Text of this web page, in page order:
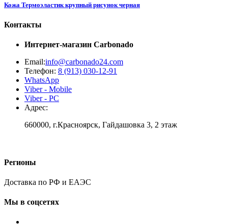
Кожа Термоэластик крупный рисунок черная
Контакты
Интернет-магазин Carbonado
Email:info@carbonado24.com
Телефон: 8 (913) 030-12-91
WhatsApp
Viber - Mobile
Viber - PC
Адрес:
660000, г.Красноярск, Гайдашовка 3, 2 этаж
Регионы
Доставка по РФ и ЕАЭС
Мы в соцсетях